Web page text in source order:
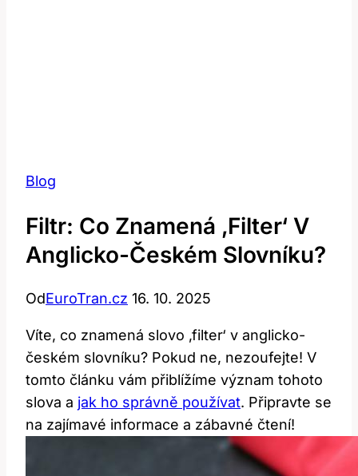
Blog
Filtr: Co Znamená ‚filter‘ V
Anglicko-Českém Slovníku?
OdEuroTran.cz 16. 10. 2025
Víte, co znamená slovo ‚filter‘ v anglicko-
českém slovníku? Pokud ne, nezoufejte! V
tomto článku vám přiblížíme význam tohoto
slova a jak ho správně používat. Připravte se
na zajímavé informace a zábavné čtení!